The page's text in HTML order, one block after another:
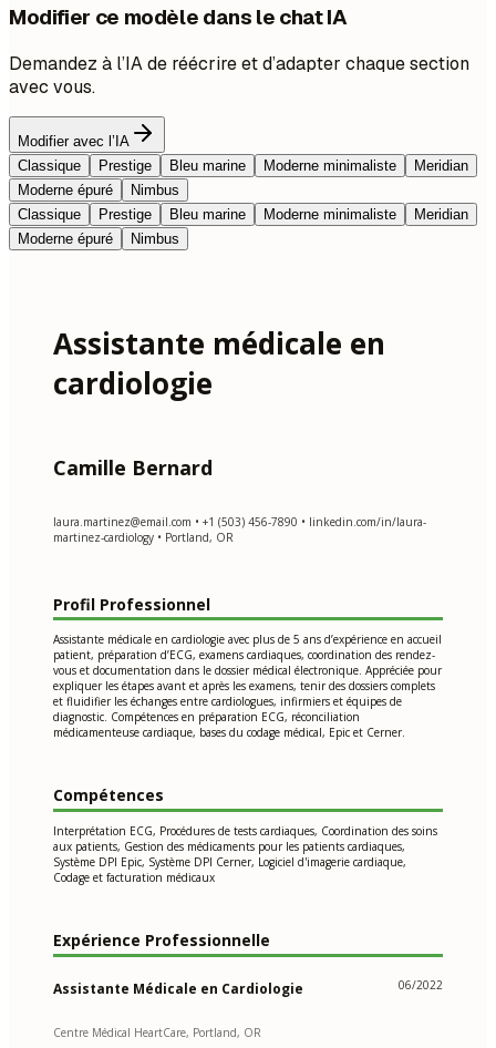
Modifier ce modèle dans le chat IA
Demandez à l’IA de réécrire et d’adapter chaque section
avec vous.
Modifier avec l’IA
Classique
Prestige Bleu marine Moderne minimaliste
Meridian
Moderne épuré
Nimbus
Classique
Prestige Bleu marine Moderne minimaliste
Meridian
Moderne épuré
Nimbus
Assistante médicale en
cardiologie
Camille Bernard
laura.martinez@email.com • +1 (503) 456-7890 • linkedin.com/in/laura-
martinez-cardiology • Portland, OR
Profil Professionnel
Assistante médicale en cardiologie avec plus de 5 ans d’expérience en accueil
patient, préparation d’ECG, examens cardiaques, coordination des rendez-
vous et documentation dans le dossier médical électronique. Appréciée pour
expliquer les étapes avant et après les examens, tenir des dossiers complets
et fluidifier les échanges entre cardiologues, infirmiers et équipes de
diagnostic. Compétences en préparation ECG, réconciliation
médicamenteuse cardiaque, bases du codage médical, Epic et Cerner.
Compétences
Interprétation ECG, Procédures de tests cardiaques, Coordination des soins
aux patients, Gestion des médicaments pour les patients cardiaques,
Système DPI Epic, Système DPI Cerner, Logiciel d'imagerie cardiaque,
Codage et facturation médicaux
Expérience Professionnelle
Assistante Médicale en Cardiologie 06/2022
Centre Médical HeartCare, Portland, OR